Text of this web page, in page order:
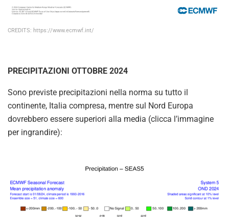
CREDITS: https://www.ecmwf.int/
PRECIPITAZIONI OTTOBRE 2024
Sono previste precipitazioni nella norma su tutto il
continente, Italia compresa, mentre sul Nord Europa
dovrebbero essere superiori alla media (clicca l’immagine
per ingrandire):